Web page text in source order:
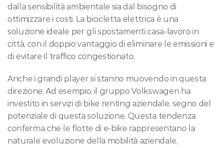
dalla sensibilità ambientale sia dal bisogno di
ottimizzare i costi. La bicicletta elettrica è una
soluzione ideale per gli spostamenti casa-lavoro in
città, con il doppio vantaggio di eliminare le emissioni e
di evitare il traffico congestionato.
Anche i grandi player si stanno muovendo in questa
direzione. Ad esempio, il gruppo Volkswagen ha
investito in servizi di bike renting aziendale, segno del
potenziale di questa soluzione. Questa tendenza
conferma che le flotte di e-bike rappresentano la
naturale evoluzione della mobilità aziendale,